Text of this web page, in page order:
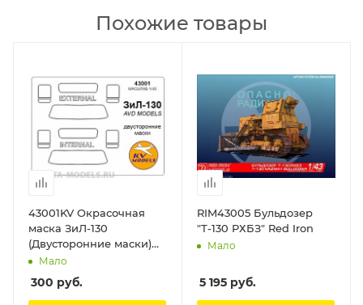
Похожие товары
43001KV Окрасочная
маска ЗиЛ-130
(Двусторонние маски)
для моделей фирмы
AVD Models KV Models
Мало
300 руб.
RIM43005 Бульдозер
"Т-130 РХБЗ" Red Iron
Мало
5 195 руб.